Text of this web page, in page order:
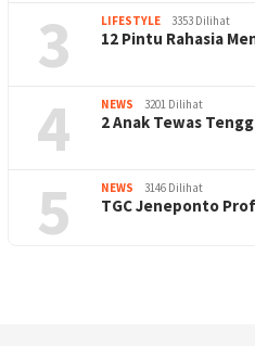
3 LIFESTYLE 3353 Dilihat
12 Pintu Rahasia
4 NEWS 3201 Dilihat
2 Anak Tewas
5 NEWS 3146 Dilihat
TGC Jeneponto